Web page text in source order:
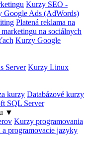
Kurzy SEO -
Google Ads (AdWords)
Platená reklama na
na sociálnych
Kurzy Google
Server Kurzy Linux
kurzy Databázové kurzy
SQL Server
▼
Kurzy programovania
programovacie jazyky